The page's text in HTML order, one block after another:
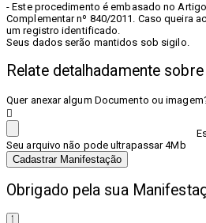
- Este procedimento é embasado no
Complementar nº 840/2011. Caso queira
um registro identificado.
Seus dados serão mantidos sob sigilo.
Relate detalhadamente
Quer anexar algum Documento ou
Seu arquivo não pode ultrapassar 4Mb
Cadastrar Manifestação
Obrigado pela sua